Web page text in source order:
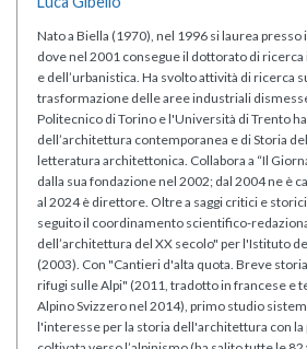
Nato a Biella (1970), nel 1996 si laurea presso
dove nel 2001 consegue il dottorato di
e dell’urbanistica. Ha svolto attività di ricerca
trasformazione delle aree industriali
Politecnico di Torino e l'Università di Trento
dell’architettura contemporanea e di Storia
letteratura architettonica. Collabora a “Il
dalla sua fondazione nel 2002; dal 2004 ne è
al 2024 è direttore. Oltre a saggi critici e
seguito il coordinamento scientifico-
dell’architettura del XX secolo" per l'Istituto
(2003). Con "Cantieri d'alta quota. Breve
rifugi sulle Alpi" (2011, tradotto in francese e
Alpino Svizzero nel 2014), primo studio
l'interesse per la storia dell'architettura con la